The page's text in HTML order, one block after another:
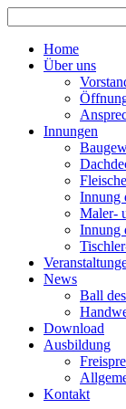
Home
Über uns
Innungen
Innung
Maler-
Innung
News
Ball
Download
Ausbildung
Kontakt